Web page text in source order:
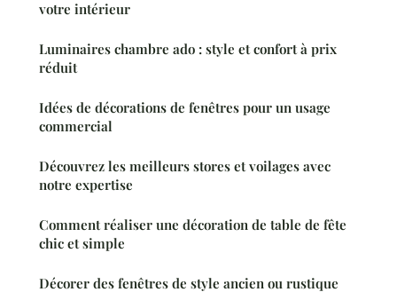
votre intérieur
Luminaires chambre ado : style et confort à prix
réduit
Idées de décorations de fenêtres pour un usage
commercial
Découvrez les meilleurs stores et voilages avec
notre expertise
Comment réaliser une décoration de table de fête
chic et simple
Décorer des fenêtres de style ancien ou rustique